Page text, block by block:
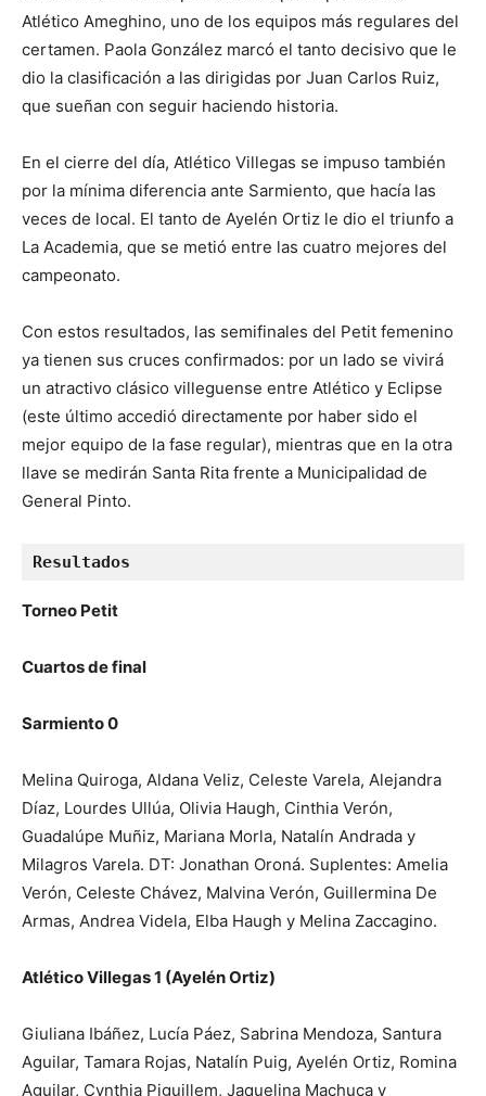
Atlético Ameghino, uno de los equipos más regulares del
certamen. Paola González marcó el tanto decisivo que le
dio la clasificación a las dirigidas por Juan Carlos Ruiz,
que sueñan con seguir haciendo historia.
En el cierre del día, Atlético Villegas se impuso también
por la mínima diferencia ante Sarmiento, que hacía las
veces de local. El tanto de Ayelén Ortiz le dio el triunfo a
La Academia, que se metió entre las cuatro mejores del
campeonato.
Con estos resultados, las semifinales del Petit femenino
ya tienen sus cruces confirmados: por un lado se vivirá
un atractivo clásico villeguense entre Atlético y Eclipse
(este último accedió directamente por haber sido el
mejor equipo de la fase regular), mientras que en la otra
llave se medirán Santa Rita frente a Municipalidad de
General Pinto.
Resultados
Torneo Petit
Cuartos de final
Sarmiento 0
Melina Quiroga, Aldana Veliz, Celeste Varela, Alejandra
Díaz, Lourdes Ullúa, Olivia Haugh, Cinthia Verón,
Guadalúpe Muñiz, Mariana Morla, Natalín Andrada y
Milagros Varela. DT: Jonathan Oroná. Suplentes: Amelia
Verón, Celeste Chávez, Malvina Verón, Guillermina De
Armas, Andrea Videla, Elba Haugh y Melina Zaccagino.
Atlético Villegas 1 (Ayelén Ortiz)
Giuliana Ibáñez, Lucía Páez, Sabrina Mendoza, Santura
Aguilar, Tamara Rojas, Natalín Puig, Ayelén Ortiz, Romina
Aguilar, Cynthia Piguillem, Jaquelina Machuca y